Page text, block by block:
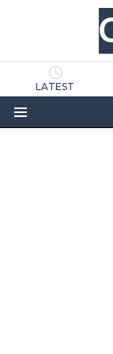
LATEST
Menu